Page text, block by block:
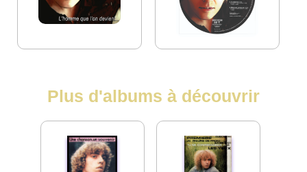
Plus d'albums à découvrir